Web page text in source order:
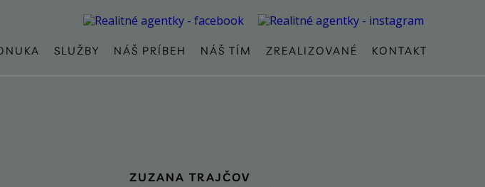
SLUŽBY NÁŠ PRÍBEH NÁŠ TÍM ZREALIZOVANÉ KONTAKT
ZUZANA TRAJČOV